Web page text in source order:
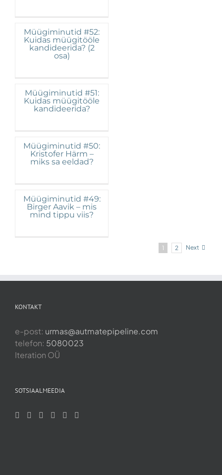
Müügiminutid #52:
Kuidas müügitööle
kandideerida? (2
osa)
Müügiminutid #51:
Kuidas müügitööle
kandideerida?
Müügiminutid #50:
Kristofer Härm –
miks sa eeldad?
Müügiminutid #49:
Birger Aavik – mis
mind tippu viis?
1 2 Next
KONTAKT
e-post: urmas@autmatepipeline.com
telefon: 5080023
Iteration OÜ
SOTSIAALMEEDIA